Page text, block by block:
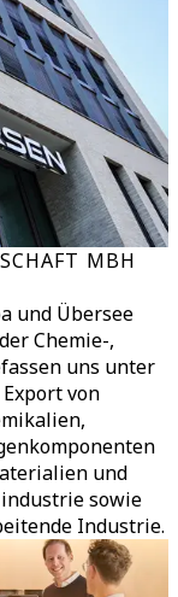
MBH
und Übersee
Chemie-,
uns unter
von
und
sowie
Industrie.